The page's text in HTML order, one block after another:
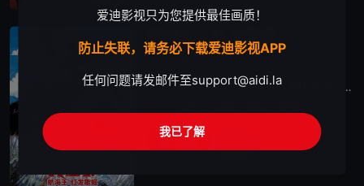
演员 : 田中真弓 , 中井和哉
山
播放
爱迪影视只为您提供最佳画质！
防止失联，请务必下载爱迪影视APP
任何问题请发邮件至support@aidi.la
我已了解